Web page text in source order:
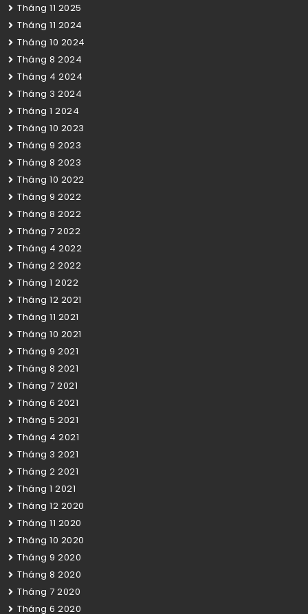
Tháng 11 2025
Tháng 11 2024
Tháng 10 2024
Tháng 8 2024
Tháng 4 2024
Tháng 3 2024
Tháng 1 2024
Tháng 10 2023
Tháng 9 2023
Tháng 8 2023
Tháng 10 2022
Tháng 9 2022
Tháng 8 2022
Tháng 7 2022
Tháng 4 2022
Tháng 2 2022
Tháng 1 2022
Tháng 12 2021
Tháng 11 2021
Tháng 10 2021
Tháng 9 2021
Tháng 8 2021
Tháng 7 2021
Tháng 6 2021
Tháng 5 2021
Tháng 4 2021
Tháng 3 2021
Tháng 2 2021
Tháng 1 2021
Tháng 12 2020
Tháng 11 2020
Tháng 10 2020
Tháng 9 2020
Tháng 8 2020
Tháng 7 2020
Tháng 6 2020